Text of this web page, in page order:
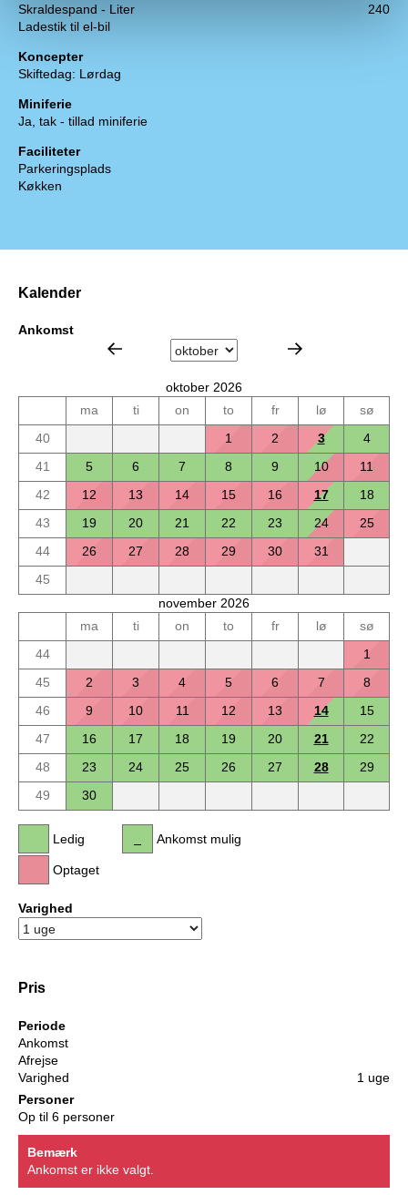
Skraldespand - Liter
240
Ladestik til el-bil
Koncepter
Skiftedag: Lørdag
Miniferie
Ja, tak - tillad miniferie
Faciliteter
Parkeringsplads
Køkken
Kalender
Ankomst
oktober 2026
ma
ti on to fr lø
sø
40
1 2 3
4
41
5 6 7 8 9 10
11
42
12 13 14 15 16 17
18
43
19 20 21 22 23 24
25
44
26 27 28 29 30
31
45
november 2026
ma
ti on to fr lø
sø
44
1
45
2 3 4 5 6 7
8
46
9 10 11 12 13 14
15
47
16 17 18 19 20 21
22
48
23 24 25 26 27 28
29
49
30
Ledig
Optaget
Ankomst mulig
Varighed
Pris
Periode
Ankomst
Afrejse
Varighed
1 uge
Personer
Op til 6 personer
Bemærk
Ankomst er ikke valgt.